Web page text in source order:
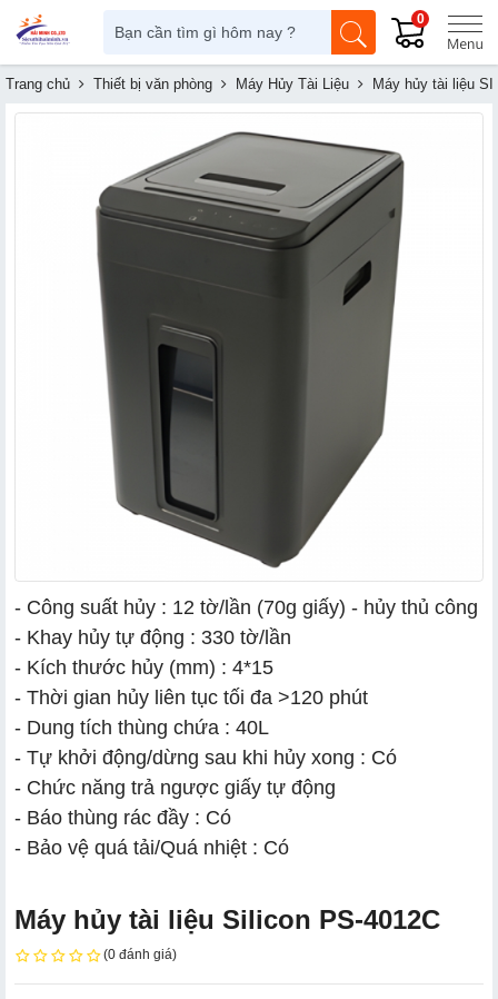
0
Trang chủ Thiết bị văn phòng Máy Hủy Tài Liệu Máy hủy tài liệu
- Công suất hủy : 12 tờ/lần (70g giấy) - hủy thủ công
- Khay hủy tự động : 330 tờ/lần
- Kích thước hủy (mm) : 4*15
- Thời gian hủy liên tục tối đa >120 phút
- Dung tích thùng chứa : 40L
- Tự khởi động/dừng sau khi hủy xong : Có
- Chức năng trả ngược giấy tự động
- Báo thùng rác đầy : Có
- Bảo vệ quá tải/Quá nhiệt : Có
Máy hủy tài liệu Silicon PS-4012C
(0 đánh giá)